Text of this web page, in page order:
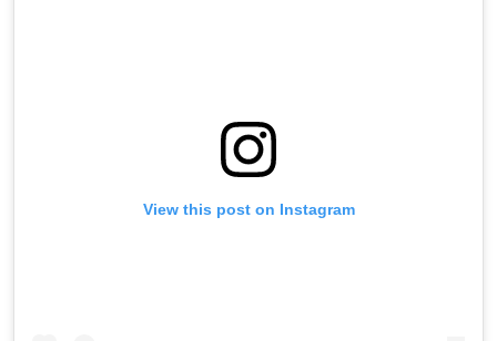
View this post on Instagram